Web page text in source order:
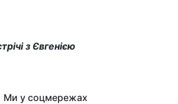
з Євгенією
Ми у соцмережах